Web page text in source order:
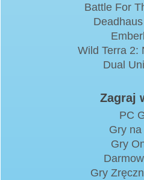
Battle For
Wild Terra 2:
Dual
Zagraj
PC
Gry
Gry
Gry